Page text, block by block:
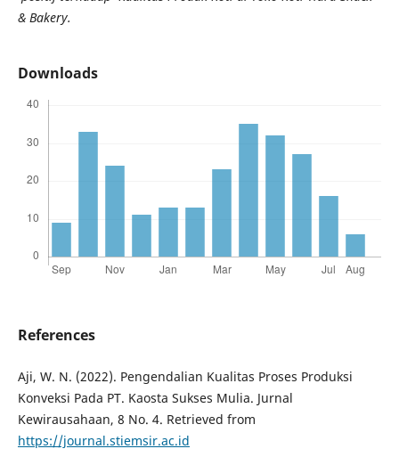
& Bakery.
Downloads
References
Aji, W. N. (2022). Pengendalian Kualitas Proses Produksi
Konveksi Pada PT. Kaosta Sukses Mulia. Jurnal
Kewirausahaan, 8 No. 4. Retrieved from
https://journal.stiemsir.ac.id